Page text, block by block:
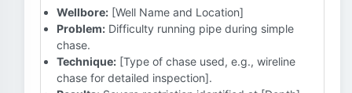
Wellbore: [Well Name and Location]
Problem: Difficulty running pipe during simple
chase.
Technique: [Type of chase used, e.g., wireline
chase for detailed inspection].